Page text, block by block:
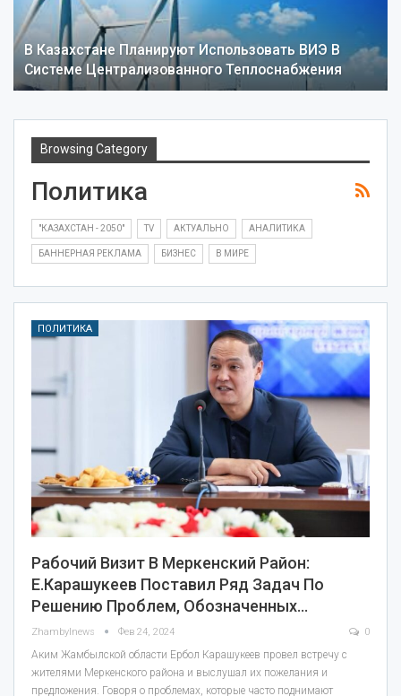
В Казахстане Планируют Использовать ВИЭ В
Системе Централизованного Теплоснабжения
Browsing Category
Политика
"КАЗАХСТАН - 2050" TV АКТУАЛЬНО АНАЛИТИКА
БАННЕРНАЯ РЕКЛАМА БИЗНЕС В МИРЕ
ПОЛИТИКА
Рабочий Визит В Меркенский Район:
Е.Карашукеев Поставил Ряд Задач По
Решению Проблем, Обозначенных…
Zhambylnews Фев 24, 2024 0
Аким Жамбылской области Ербол Карашукеев провел встречу с
жителями Меркенского района и выслушал их пожелания и
предложения. Говоря о проблемах, которые часто поднимают